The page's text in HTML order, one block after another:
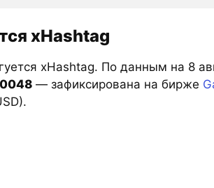
xHashtag
xHashtag. По данным на 8
— зафиксирована на бирже